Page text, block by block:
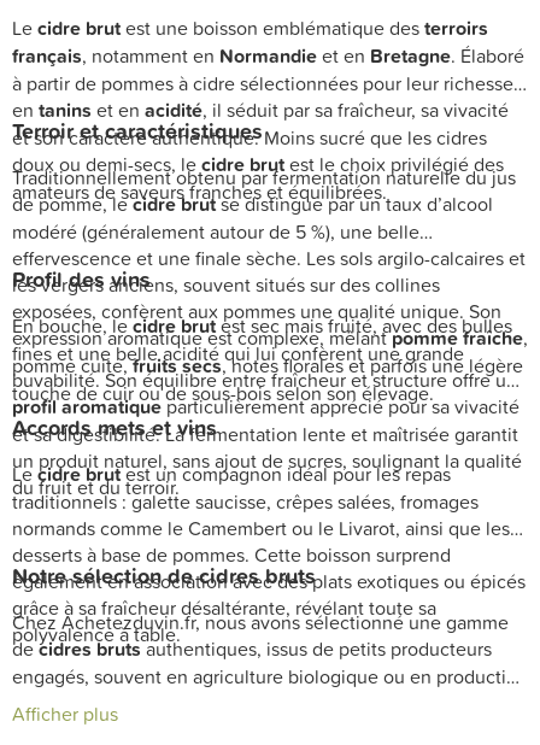
Lecidre brutest une boisson emblématique desterroirs
français, notamment en Normandieet en Bretagne. Élaboré
à partir de pommes à cidre sélectionnées pour leur richesse
en tanins et en acidité, il séduit par sa fraîcheur, sa vivacité
et son caractère authentique. Moins sucré que les cidres
doux ou demi-secs, lecidre brutest le choix privilégié des
amateurs de saveurs franches et équilibrées.
Terroir et caractéristiques
Traditionnellement obtenu par fermentation naturelle du jus
de pomme, lecidre brutse distingue par un taux d’alcool
modéré (généralement autour de 5 %), une belle
effervescence et une finale sèche. Les sols argilo-calcaires et
les vergers anciens, souvent situés sur des collines
exposées, confèrent aux pommes une qualité unique. Son
expression aromatique est complexe, mêlantpomme fraîche,
pomme cuite,fruits secs, notes florales et parfois une légère
touche de cuir ou de sous-bois selon son élevage.
Profil des vins
En bouche, lecidre brutest sec mais fruité, avec des bulles
fines et une belle acidité qui lui confèrent une grande
buvabilité. Son équilibre entre fraîcheur et structure offre un
profil aromatiqueparticulièrement apprécié pour sa vivacité
et sa digestibilité. La fermentation lente et maîtrisée garantit
un produit naturel, sans ajout de sucres, soulignant la qualité
du fruit et du terroir.
Accords mets et vins
Lecidre brutest un compagnon idéal pour les repas
traditionnels : galette saucisse, crêpes salées, fromages
normands comme le Camembert ou le Livarot, ainsi que les
desserts à base de pommes. Cette boisson surprend
également en association avec des plats exotiques ou épicés
grâce à sa fraîcheur désaltérante, révélant toute sa
polyvalence à table.
Notre sélection de cidres bruts
Chez Achetezduvin.fr, nous avons sélectionné une gamme
decidres brutsauthentiques, issus de petits producteurs
engagés, souvent en agriculture biologique ou en production
fermière. Chaque bouteille reflète l’identité de son
l’attention portée à la qualité du fruit et à la finesse de la
Afficher plus